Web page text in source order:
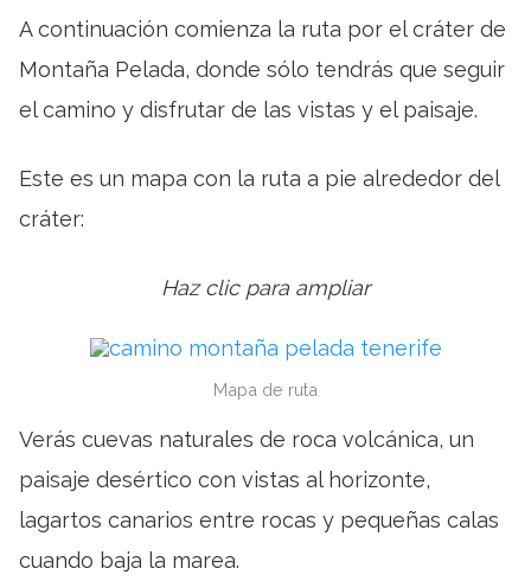
A continuación comienza la ruta por el cráter de
Montaña Pelada, donde sólo tendrás que seguir
el camino y disfrutar de las vistas y el paisaje.
Este es un mapa con la ruta a pie alrededor del
cráter:
Haz clic para ampliar
Mapa de ruta
Verás cuevas naturales de roca volcánica, un
paisaje desértico con vistas al horizonte,
lagartos canarios entre rocas y pequeñas calas
cuando baja la marea.